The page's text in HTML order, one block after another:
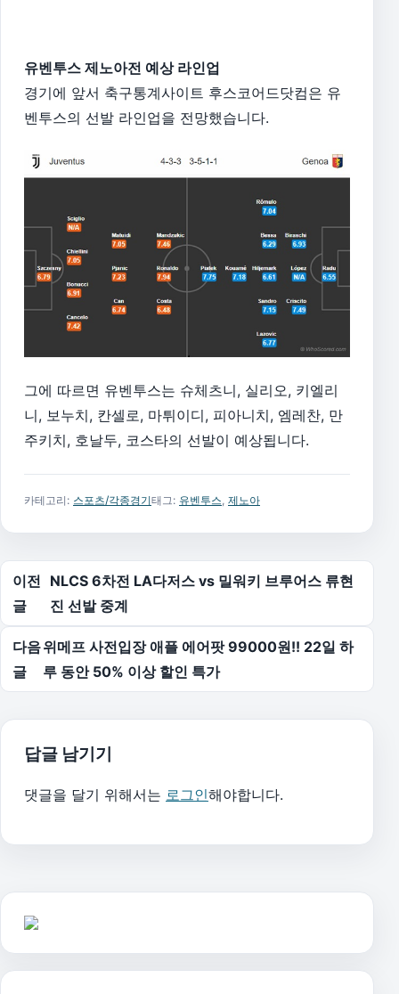
유벤투스 제노아전 예상 라인업
경기에 앞서 축구통계사이트 후스코어드닷컴은 유
벤투스의 선발 라인업을 전망했습니다.
그에 따르면 유벤투스는 슈체츠니, 실리오, 키엘리
니, 보누치, 칸셀로, 마튀이디, 피아니치, 엠레찬, 만
주키치, 호날두, 코스타의 선발이 예상됩니다.
카테고리: 스포츠/각종경기태그: 유벤투스 제노아
글 탐색
이전
글
NLCS 6차전 LA다저스 vs 밀워키 브루어스 류현
진 선발 중계
다음
글
위메프 사전입장 애플 에어팟 99000원!! 22일 하
루 동안 50% 이상 할인 특가
답글 남기기
댓글을 달기 위해서는 로그인해야합니다.